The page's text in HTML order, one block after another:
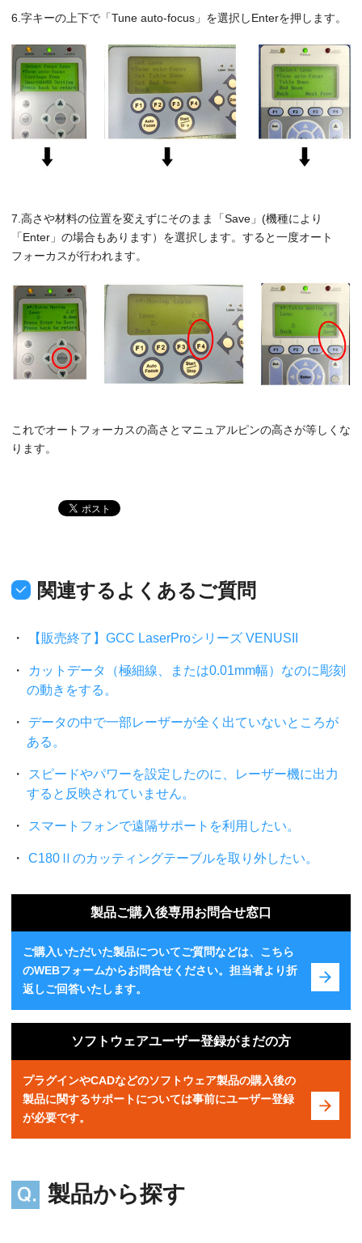
6.字キーの上下で「Tune auto-focus」を選択しEnterを押します。
7.高さや材料の位置を変えずにそのまま「Save」(機種により
「Enter」の場合もあります）を選択します。すると一度オート
フォーカスが行われます。
これでオートフォーカスの高さとマニュアルピンの高さが等しくな
ります。
関連するよくあるご質問
【販売終了】GCC LaserProシリーズ VENUSII
カットデータ（極細線、または0.01mm幅）なのに彫刻
の動きをする。
データの中で一部レーザーが全く出ていないところが
ある。
スピードやパワーを設定したのに、レーザー機に出力
すると反映されていません。
スマートフォンで遠隔サポートを利用したい。
C180Ⅱのカッティングテーブルを取り外したい。
製品ご購入後専用お問合せ窓口
ご購入いただいた製品についてご質問などは、こちら
のWEBフォームからお問合せください。担当者より折
返しご回答いたします。
ソフトウェアユーザー登録がまだの方
プラグインやCADなどのソフトウェア製品の購入後の
製品に関するサポートについては事前にユーザー登録
が必要です。
製品から探す